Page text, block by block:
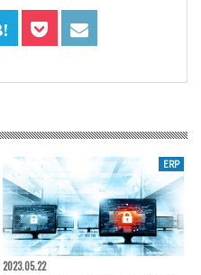
ERP
2023.05.22